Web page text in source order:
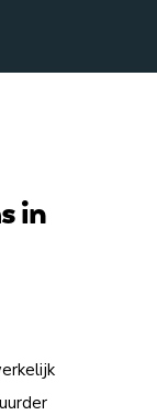
in